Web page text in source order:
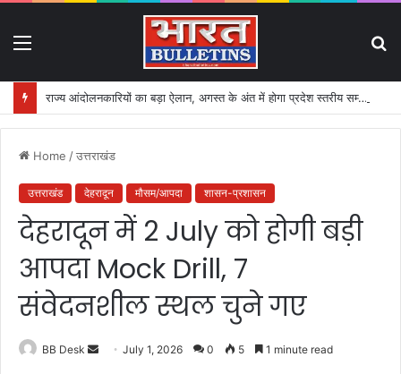
राज्य आंदोलनकारियों का बड़ा ऐलान, अगस्त के अंत में होगा प्रदेश स्तरीय सम्मेलन
Home /उत्तराखंड
उत्तराखंड देहरादून मौसम/आपदा शासन-प्रशासन
देहरादून में 2 July को होगी बड़ी
आपदा Mock Drill, 7
संवेदनशील स्थल चुने गए
BB Desk July 1, 2026 0 5 1 minute read